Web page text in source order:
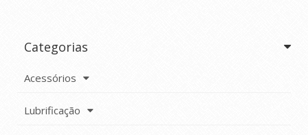
Categorias
Acessórios
Lubrificação